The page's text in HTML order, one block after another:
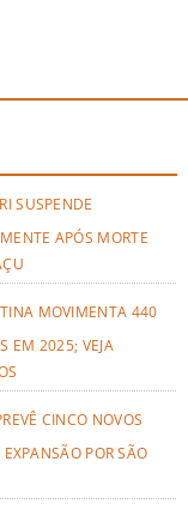
SUSPENDE
APÓS MORTE
MOVIMENTA 440
EM 2025; VEJA
CINCO NOVOS
POR SÃO